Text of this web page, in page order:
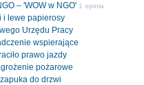
– 'WOW w NGO' 1 opinia
i lewe papierosy
Urzędu Pracy
wspierające
prawo jazdy
pożarowe
do drzwi